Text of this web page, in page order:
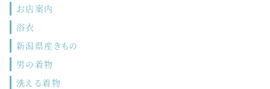
お店案内
浴衣
新潟県産きもの
男の着物
洗える着物